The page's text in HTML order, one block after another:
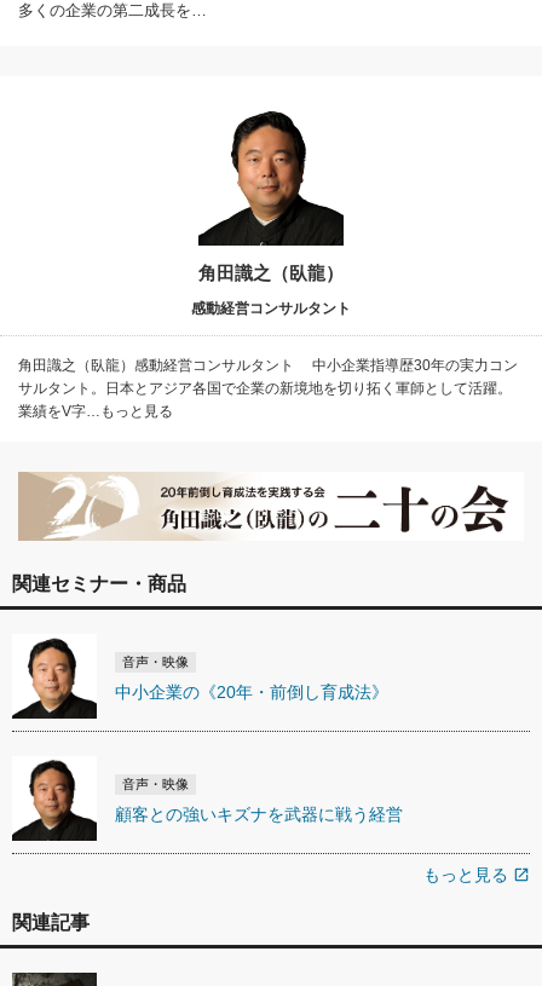
多くの企業の第二成長を…
角田識之（臥龍）
感動経営コンサルタント
角田識之（臥龍）感動経営コンサルタント 中小企業指導歴30年の実力コン
サルタント。日本とアジア各国で企業の新境地を切り拓く軍師として活躍。
業績をV字…もっと見る
関連セミナー・商品
音声・映像
中小企業の《20年・前倒し育成法》
音声・映像
顧客との強いキズナを武器に戦う経営
もっと見る open_in_new
関連記事